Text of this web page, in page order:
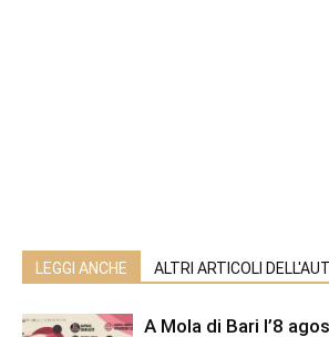
LEGGI ANCHE ALTRI ARTICOLI
A Mola di Bari l’8